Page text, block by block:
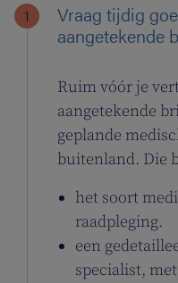
Vraag tijdig
aangetekende
Ruim vóór je
aangetekende
geplande
buitenland. Die
het soort
raadpleging.
een
specialist,